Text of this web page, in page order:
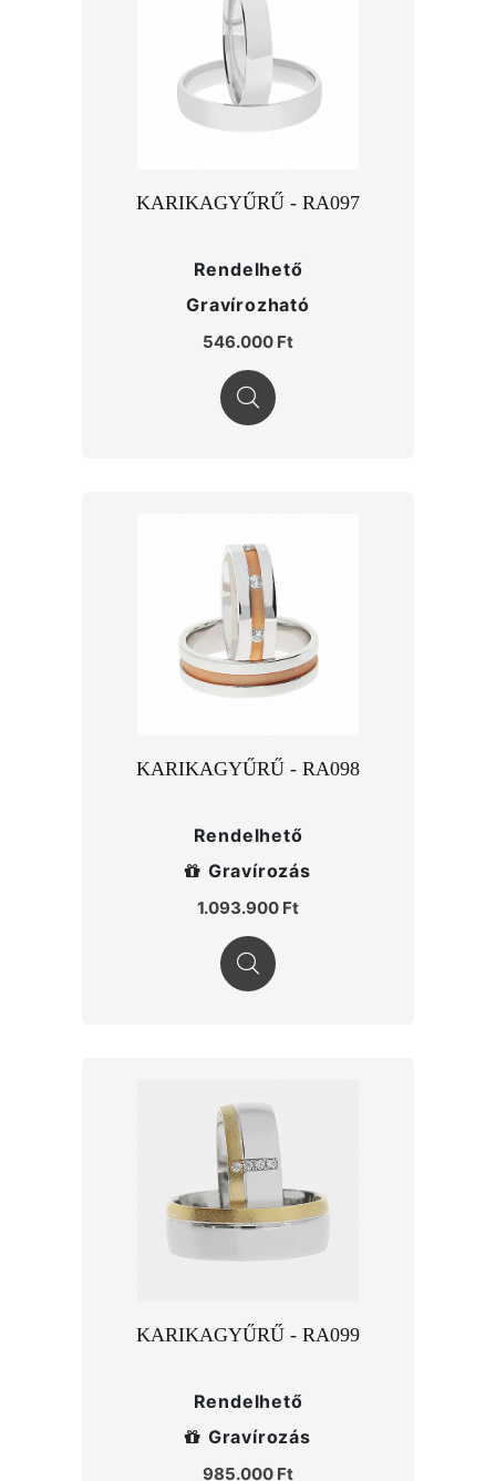
KARIKAGYŰRŰ - RA097
Rendelhető
Gravírozható
546.000 Ft
KARIKAGYŰRŰ - RA098
Rendelhető
Gravírozás
1.093.900 Ft
KARIKAGYŰRŰ - RA099
Rendelhető
Gravírozás
985.000 Ft